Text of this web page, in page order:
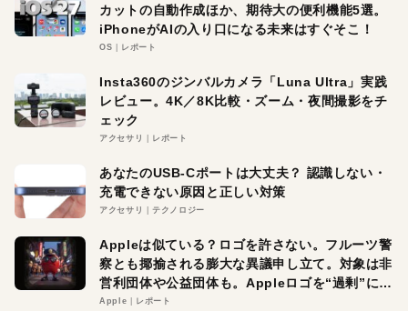
カットの自動作成ほか、期待大の便利機能5選。
iPhoneがAIの入り口になる未来はすぐそこ！
OS レポート
Insta360のジンバルカメラ「Luna Ultra」実践
レビュー。4K／8K比較・ズーム・夜間撮影をチ
ェック
アクセサリ レポート
あなたのUSB-Cポートは大丈夫？ 認識しない・
充電できない原因と正しい対策
アクセサリ テクノロジー
Appleは似ている？ロゴを許さない。フルーツ警
察とも揶揄される膨大な異議申し立て。対象は非
営利団体や公益団体も。Appleロゴを“過剰”に守
る理由とは
Apple レポート